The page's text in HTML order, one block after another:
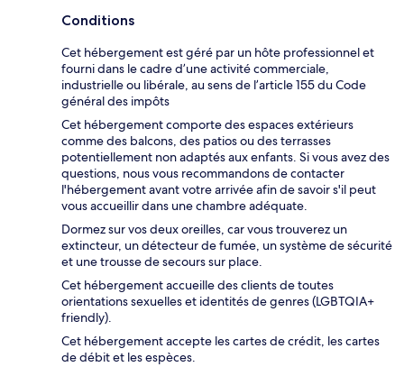
Conditions
Cet hébergement est géré par un hôte professionnel et
fourni dans le cadre d’une activité commerciale,
industrielle ou libérale, au sens de l’article 155 du Code
général des impôts
Cet hébergement comporte des espaces extérieurs
comme des balcons, des patios ou des terrasses
potentiellement non adaptés aux enfants. Si vous avez des
questions, nous vous recommandons de contacter
l'hébergement avant votre arrivée afin de savoir s'il peut
vous accueillir dans une chambre adéquate.
Dormez sur vos deux oreilles, car vous trouverez un
extincteur, un détecteur de fumée, un système de sécurité
et une trousse de secours sur place.
Cet hébergement accueille des clients de toutes
orientations sexuelles et identités de genres (LGBTQIA+
friendly).
Cet hébergement accepte les cartes de crédit, les cartes
de débit et les espèces.